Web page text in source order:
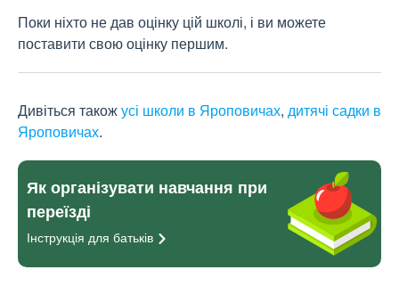
Поки ніхто не дав оцінку цій школі, і ви можете
поставити свою оцінку першим.
Дивіться такожусі школи в Яроповичах, дитячі садки в
Яроповичах.
Як організувати навчання при
переїзді
Інструкція для батьків